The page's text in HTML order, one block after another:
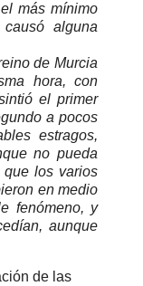
más mínimo
alguna
de Murcia
hora, con
el primer
a pocos
estragos,
no pueda
que los varios
en medio
fenómeno, y
aunque
de las